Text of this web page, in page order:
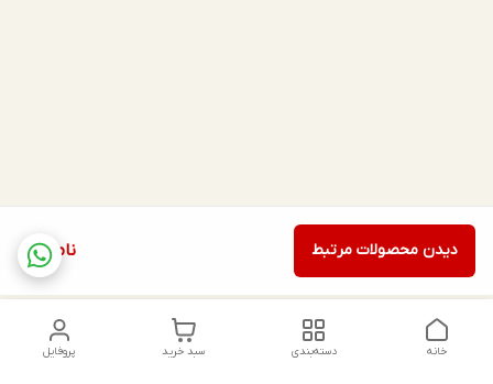
ناموجود دیدن محصولات مرتبط
پروفایل سبد خرید دسته‌بندی خانه